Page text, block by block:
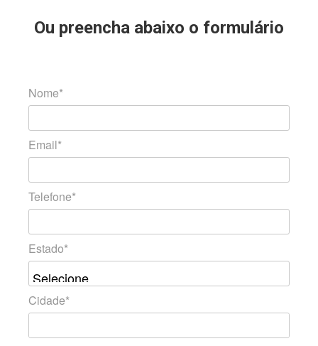
Ou preencha abaixo o formulário
Nome*
Email*
Telefone*
Estado*
Cidade*